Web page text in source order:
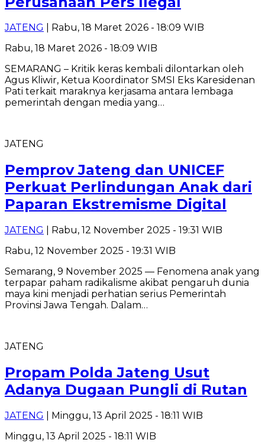
JATENG
| Rabu, 18 Maret 2026 - 18:09 WIB
Rabu, 18 Maret 2026 - 18:09 WIB
SEMARANG – Kritik keras kembali dilontarkan oleh
Agus Kliwir, Ketua Koordinator SMSI Eks Karesidenan
Pati terkait maraknya kerjasama antara lembaga
pemerintah dengan media yang…
JATENG
Pemprov Jateng dan UNICEF
Perkuat Perlindungan Anak dari
Paparan Ekstremisme Digital
JATENG
| Rabu, 12 November 2025 - 19:31 WIB
Rabu, 12 November 2025 - 19:31 WIB
Semarang, 9 November 2025 — Fenomena anak yang
terpapar paham radikalisme akibat pengaruh dunia
maya kini menjadi perhatian serius Pemerintah
Provinsi Jawa Tengah. Dalam…
JATENG
Propam Polda Jateng Usut
Adanya Dugaan Pungli di Rutan
JATENG
| Minggu, 13 April 2025 - 18:11 WIB
Minggu, 13 April 2025 - 18:11 WIB